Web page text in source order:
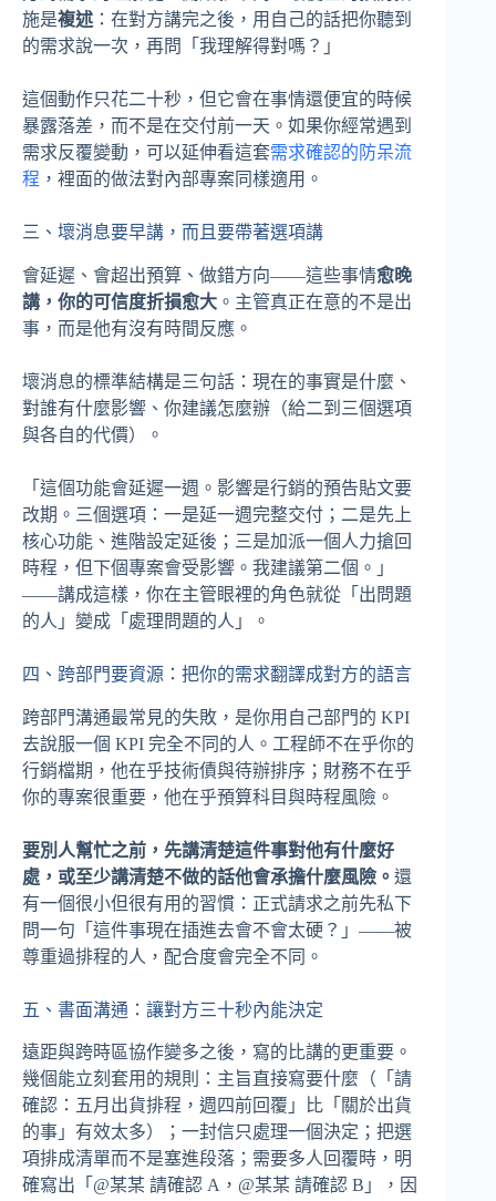
施是複述 ：在對方講完之後，用自己的話把你聽到
的需求說一次，再問「我理解得對嗎？」
這個動作只花二十秒，但它會在事情還便宜的時候
暴露落差，而不是在交付前一天。如果你經常遇到
需求反覆變動，可以延伸看這套需求確認的防呆流
程 ，裡面的做法對內部專案同樣適用。
三、壞消息要早講，而且要帶著選項講
會延遲、會超出預算、做錯方向——這些事情愈晚
講，你的可信度折損愈大 。主管真正在意的不是出
事，而是他有沒有時間反應。
壞消息的標準結構是三句話：現在的事實是什麼、
對誰有什麼影響、你建議怎麼辦（給二到三個選項
與各自的代價）。
「這個功能會延遲一週。影響是行銷的預告貼文要
改期。三個選項：一是延一週完整交付；二是先上
核心功能、進階設定延後；三是加派一個人力搶回
時程，但下個專案會受影響。我建議第二個。」
——講成這樣，你在主管眼裡的角色就從「出問題
的人」變成「處理問題的人」。
四、跨部門要資源：把你的需求翻譯成對方的語言
跨部門溝通最常見的失敗，是你用自己部門的 KPI
去說服一個 KPI 完全不同的人。工程師不在乎你的
行銷檔期，他在乎技術債與待辦排序；財務不在乎
你的專案很重要，他在乎預算科目與時程風險。
要別人幫忙之前，先講清楚這件事對他有什麼好
處，或至少講清楚不做的話他會承擔什麼風險。 還
有一個很小但很有用的習慣：正式請求之前先私下
問一句「這件事現在插進去會不會太硬？」——被
尊重過排程的人，配合度會完全不同。
五、書面溝通：讓對方三十秒內能決定
遠距與跨時區協作變多之後，寫的比講的更重要。
幾個能立刻套用的規則：主旨直接寫要什麼（「請
確認：五月出貨排程，週四前回覆」比「關於出貨
的事」有效太多）；一封信只處理一個決定；把選
項排成清單而不是塞進段落；需要多人回覆時，明
確寫出「@某某 請確認 A，@某某 請確認 B」，因